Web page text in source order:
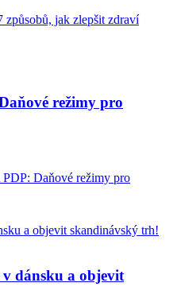
způsobů, jak zlepšit zdraví
režimy pro
Daňové režimy pro
dánsku a objevit